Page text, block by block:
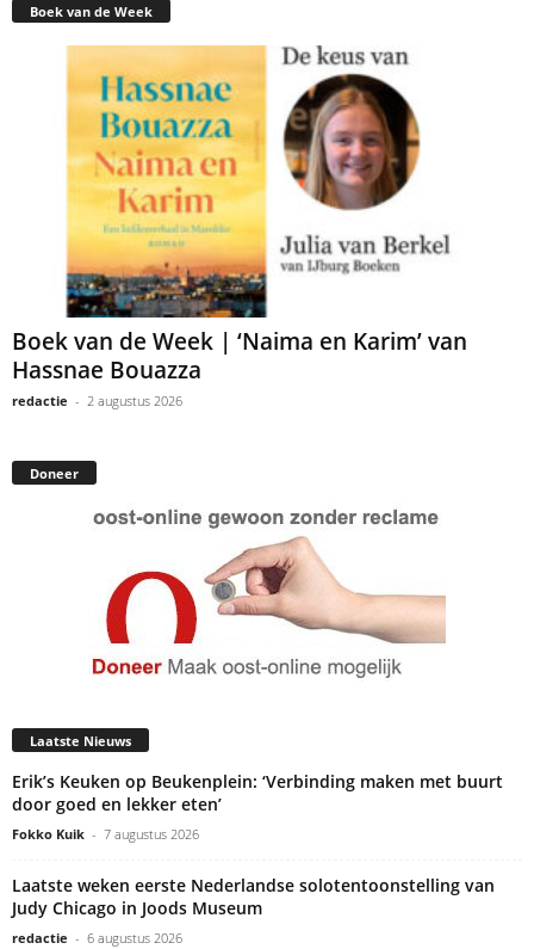
Boek van de Week
Boek van de Week | ‘Naima en Karim’ van
Hassnae Bouazza
redactie - 2 augustus 2026
Doneer
Laatste Nieuws
Erik’s Keuken op Beukenplein: ‘Verbinding maken met buurt
door goed en lekker eten’
Fokko Kuik - 7 augustus 2026
Laatste weken eerste Nederlandse solotentoonstelling van
Judy Chicago in Joods Museum
redactie - 6 augustus 2026